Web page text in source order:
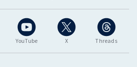
YouTube X Threads